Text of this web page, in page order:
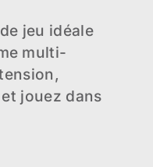
jeu idéale
multi-
jouez dans